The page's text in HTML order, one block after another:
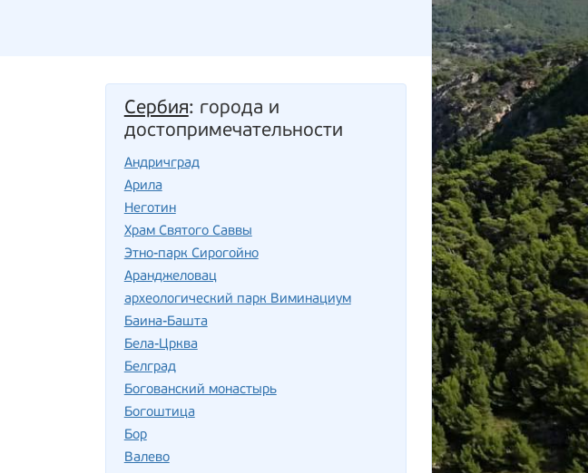
Сербия: города и
достопримечательности
Андричград
Арила
Неготин
Храм Святого Саввы
Этно-парк Сирогойно
Аранджеловац
археологический парк Виминациум
Баина-Башта
Бела-Црква
Белград
Богованский монастырь
Богоштица
Бор
Валево